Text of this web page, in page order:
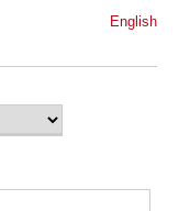
English